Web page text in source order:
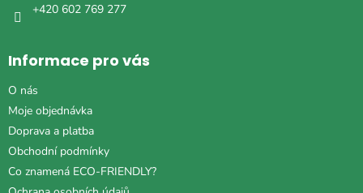
+420 602 769 277
Informace pro vás
O nás
Moje objednávka
Doprava a platba
Obchodní podmínky
Co znamená ECO-FRIENDLY?